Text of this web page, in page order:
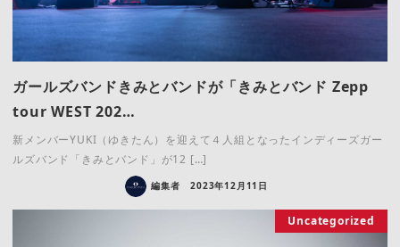
ガールズバンドきみとバンドが「きみとバンド Zepp
tour WEST 202…
新メンバーYUKI（ゆきたん）を迎えて４人組となったインディーズガー
ルズバンド「きみとバンド」が12 […]
編集者 2023年12月11日
Uncategorized